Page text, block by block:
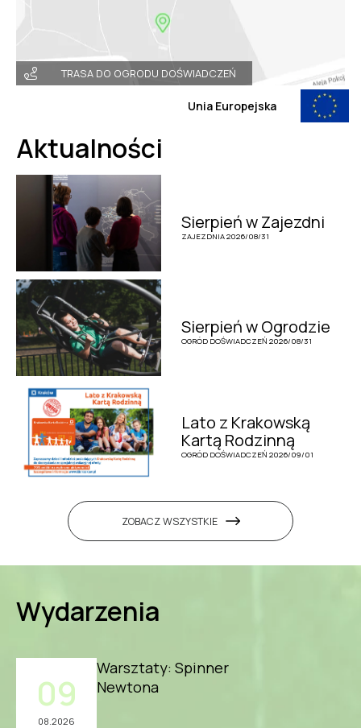
TRASA DO OGRODU DOŚWIADCZEŃ
Unia Europejska
Aktualności
Sierpień w Zajezdni
ZAJEZDNIA 2026/08/31
Sierpień w Ogrodzie
OGRÓD DOŚWIADCZEŃ 2026/08/31
Lato z Krakowską
Kartą Rodzinną
OGRÓD DOŚWIADCZEŃ 2026/09/01
ZOBACZ WSZYSTKIE
Wydarzenia
09
08.2026
Warsztaty: Spinner
Newtona